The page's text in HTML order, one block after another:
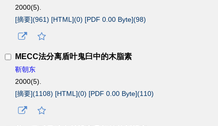
2000(5).
[摘要](961) [HTML](0) [PDF 0.00 Byte](98)
MECC法分离盾叶鬼臼中的木脂素
靳朝东
2000(5).
[摘要](1108) [HTML](0) [PDF 0.00 Byte](110)